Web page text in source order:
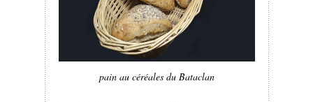
pain au céréales du Bataclan